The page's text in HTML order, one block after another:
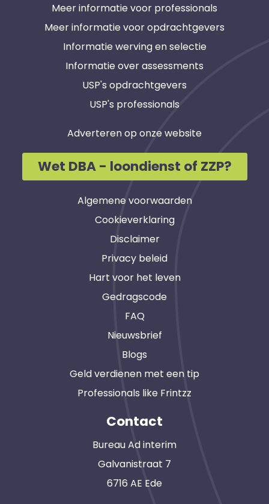
Meer informatie voor professionals
Meer informatie voor opdrachtgevers
Informatie werving en selectie
Informatie over assessments
USP's opdrachtgevers
USP's professionals
Adverteren op onze website
Wet DBA - loondienst of ZZP?
Algemene voorwaarden
Cookieverklaring
Disclaimer
Privacy beleid
Hart voor het leven
Gedragscode
FAQ
Nieuwsbrief
Blogs
Geld verdienen met een tip
Professionals like Frintzz
Contact
Bureau Ad interim
Galvanistraat 7
6716 AE Ede